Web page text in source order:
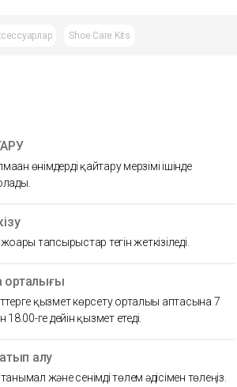
Shoe Care Kits
өнімдерді қайтару мерзімі ішінде
тапсырыстар тегін жеткізіледі.
орталығы
қызмет көрсету орталығы аптасына 7
18.00-ге дейін қызмет етеді.
алу
және сенімді төлем әдісімен төлеңіз.